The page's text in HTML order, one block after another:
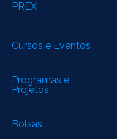
PREX
Cursos e Eventos
Programas e
Projetos
Bolsas